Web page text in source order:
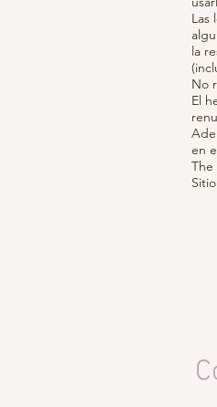
Las
la
No
El
en
The